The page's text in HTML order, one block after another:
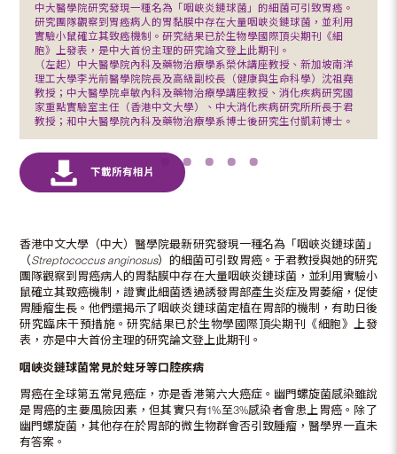
中大醫學院研究發現一種名為「咽峽炎鏈球菌」的細菌可引致胃癌。
研究團隊觀察到胃癌病人的胃黏膜中存在大量咽峽炎鏈球菌，並利用
實驗小鼠確立其致癌機制。研究結果已於生物學國際頂尖期刊《細
胞》上發表，是中大首份主理的研究論文登上此期刊。
（左起）中大醫學院內科及藥物治療學系榮休講座教授、新加坡南洋
理工大學李光前醫學院院長及高級副校長（健康與生命科學）沈祖堯
教授；中大醫學院卓敏內科及藥物治療學講座教授、消化疾病研究國
家重點實驗室主任（香港中文大學）、中大消化疾病研究所所長于君
教授；和中大醫學院內科及藥物治療學系博士後研究生付凱莉博士。
香港中文大學（中大）醫學院最新研究發現一種名為「咽峽炎鏈球菌」
（Streptococcus anginosus）的細菌可引致胃癌。于君教授與她的研究
團隊觀察到胃癌病人的胃黏膜中存在大量咽峽炎鏈球菌，並利用實驗小
鼠確立其致癌機制，證實此細菌透過誘發胃部產生炎症及胃萎縮，促使
胃腫瘤生長。他們還揭示了咽峽炎鏈球菌定植在胃部的機制，有助日後
研究臨床干預措施。研究結果已於生物學國際頂尖期刊《細胞》上發
表，亦是中大首份主理的研究論文登上此期刊。
咽峽炎鏈球菌常見於蛀牙等口腔疾病
胃癌在全球第五常見癌症，亦是香港第六大癌症。幽門螺旋菌感染雖說
是胃癌的主要風險因素，但其實只有1%至3%感染者會患上胃癌。除了
幽門螺旋菌，其他存在於胃部的微生物群會否引致腫瘤，醫學界一直未
有答案。